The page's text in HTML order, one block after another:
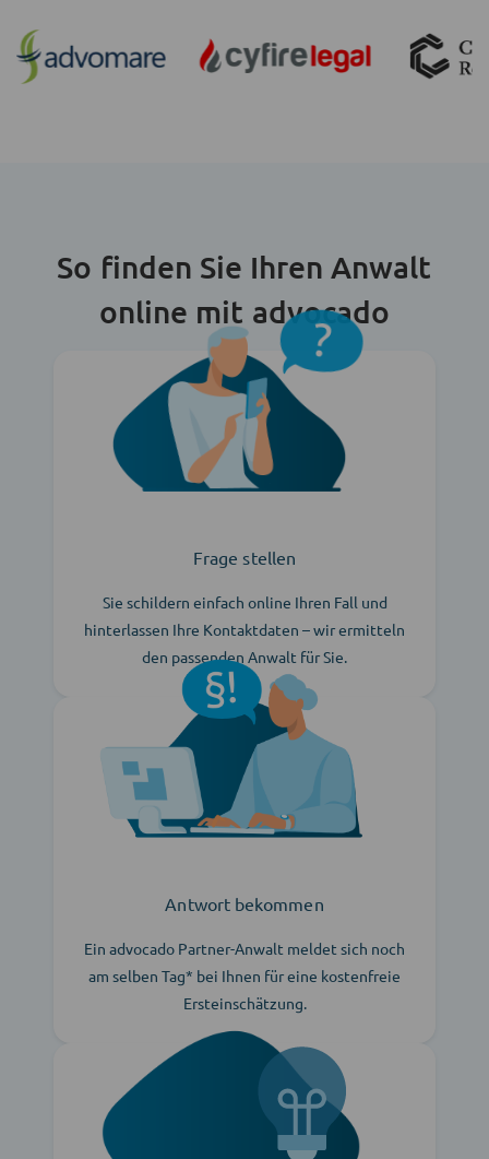
So finden Sie Ihren Anwalt
online mit advocado
Frage stellen
Sie schildern einfach online Ihren Fall und
hinterlassen Ihre Kontaktdaten – wir ermitteln
den passenden Anwalt für Sie.
Antwort bekommen
Ein advocado Partner-Anwalt meldet sich noch
am selben Tag* bei Ihnen für eine kostenfreie
Ersteinschätzung.